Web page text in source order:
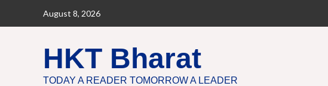
August 8, 2026
HKT Bharat
TODAY A READER TOMORROW A LEADER